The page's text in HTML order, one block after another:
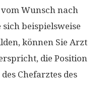
Wunsch nach
beispielsweise
können Sie Arzt
die Position
Chefarztes des